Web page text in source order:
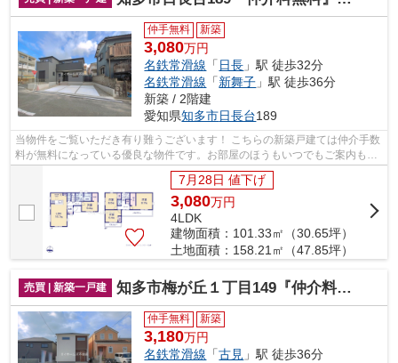
仲手無料 新築
3,080万円
名鉄常滑線 「 日長 」駅 徒歩32分
名鉄常滑線 「新舞子 」駅 徒歩36分
新築 / 2階建
愛知県知多市日長台189
当物件をご覧いただき有り難うございます！ こちらの新築戸建ては仲介手数
料が無料になっている優良な物件です。お部屋のほうもいつでもご案内もさ
せて頂きますのでお気軽にお問合せ下...
7月28日 値下げ
3,080万円
4LDK
建物面積：101.33㎡（30.65坪）
土地面積：158.21㎡（47.85坪）
売買 | 新築一戸建 知多市梅が丘１丁目149『仲介料無料』新築戸建て
仲手無料 新築
3,180万円
名鉄常滑線 「古見 」駅 徒歩36分